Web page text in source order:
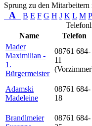
Sprung zu den
A B E F G H J K L M P
Name
Telefon
Mader
Maximilian -
1.
Bürgermeister
08761 684-
11
Adamski
Madeleine
08761 684-
18
Brandlmeier
08761 684-